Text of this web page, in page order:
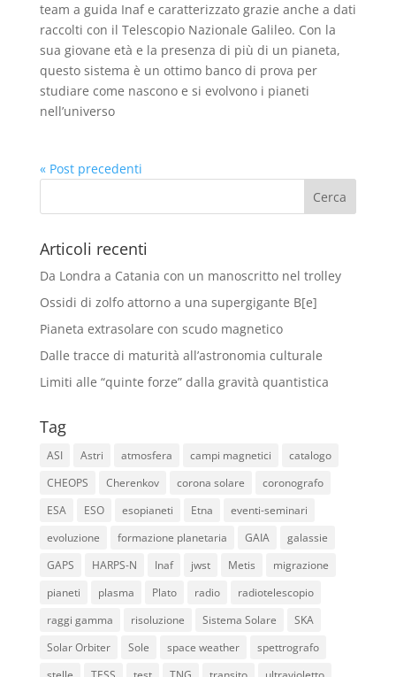
team a guida Inaf e caratterizzato grazie anche a dati
raccolti con il Telescopio Nazionale Galileo. Con la
sua giovane età e la presenza di più di un pianeta,
questo sistema è un ottimo banco di prova per
studiare come nascono e si evolvono i pianeti
nell’universo
« Post precedenti
Articoli recenti
Da Londra a Catania con un manoscritto nel trolley
Ossidi di zolfo attorno a una supergigante B[e]
Pianeta extrasolare con scudo magnetico
Dalle tracce di maturità all’astronomia culturale
Limiti alle “quinte forze” dalla gravità quantistica
Tag
ASI Astri atmosfera campi magnetici
catalogo
CHEOPS
Cherenkov corona solare
coronografo
ESA
ESO esopianeti Etna
eventi-seminari
evoluzione
formazione planetaria GAIA
galassie
GAPS
HARPS-N Inaf jwst Metis
migrazione
pianeti
plasma Plato radio
radiotelescopio
raggi gamma
risoluzione Sistema Solare
SKA
Solar Orbiter
Sole space weather
spettrografo